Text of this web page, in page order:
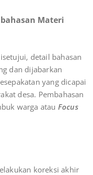
Materi
detail bahasan
dan dijabarkan
yang dicapai
desa. Pembahasan
warga atau Focus
koreksi akhir